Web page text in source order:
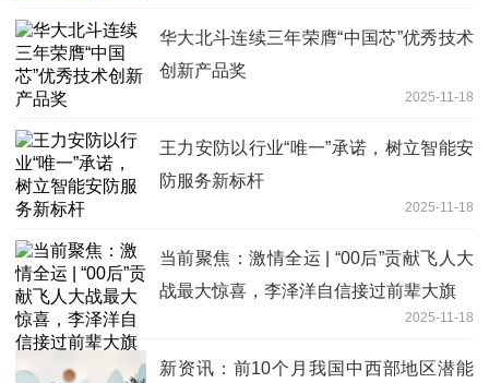
华大北斗连续三年荣膺“中国芯”优秀技术
创新产品奖
2025-11-18
王力安防以行业“唯一”承诺，树立智能安
防服务新标杆
2025-11-18
当前聚焦：激情全运 | “00后”贡献飞人大
战最大惊喜，李泽洋自信接过前辈大旗
2025-11-18
新资讯：前10个月我国中西部地区潜能